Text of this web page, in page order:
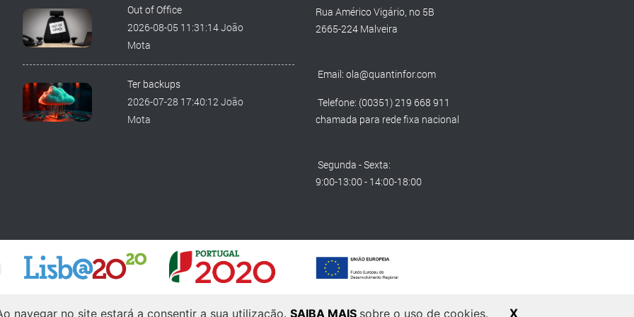
navegar no site estará a consentir a sua utilização. SAIBA MAIS sobre o uso de cookies. X
Out of Office
2026-08-05 11:31:14 João
Mota
Ter backups
2026-07-28 17:40:12 João
Mota
Rua Américo Vigário, no 5B
2665-224 Malveira
Email: ola@quantinfor.com
Telefone: (00351) 219 668 911
chamada para rede fixa nacional
Segunda - Sexta:
9:00-13:00 - 14:00-18:00
Laranja Zen.